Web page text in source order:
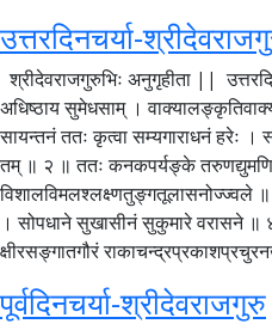
उत्तरदिनचर्या-
श्रीदेवराजगुरुभिः अनुगृहीता ||
अधिष्ठाय सुमेधसाम् ।
सायन्तनं ततः कृत्वा सम्यगाराधनं हरेः ।
तम् ॥ २ ॥ ततः कनकपर्यङ्के
विशालविमलश्लक्ष्णतुङ्गतूलासनोज्ज्वले ॥
। सोपधाने सुखासीनं सुकुमारे वरासने ॥
क्षीरसङ्गातगौरं
पूर्वदिनचर्या-श्रीदेवराजगुरु